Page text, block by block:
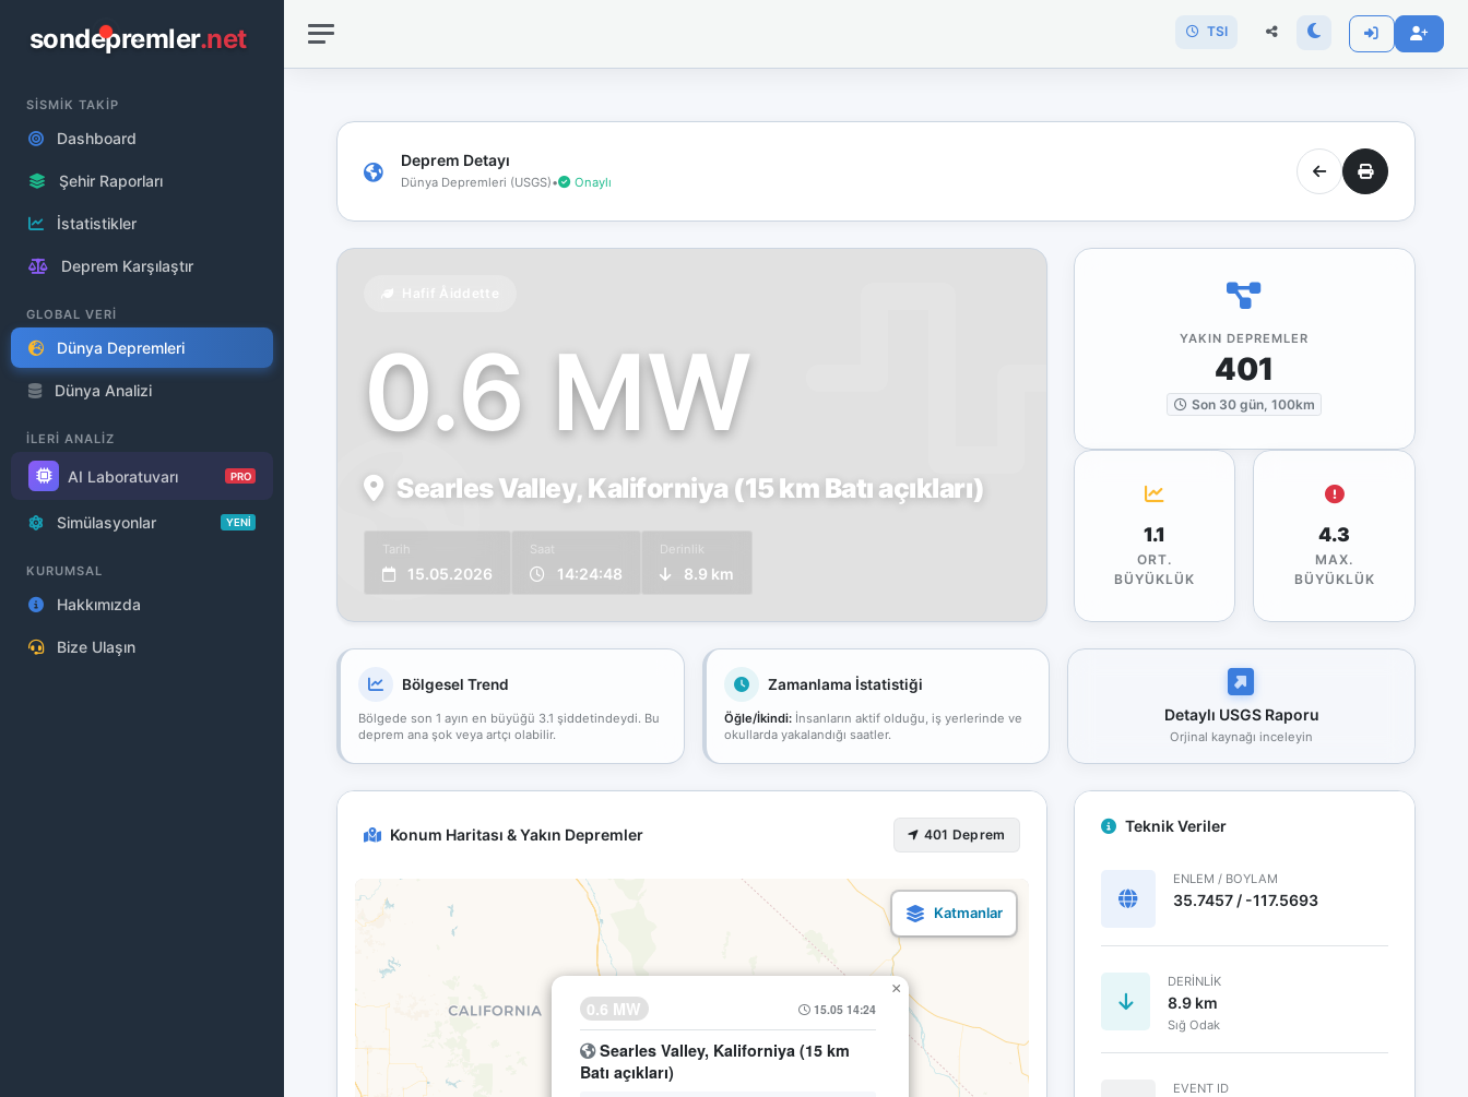
sondepremler.net
SİSMİK TAKİP
Dashboard
Şehir Raporları
İstatistikler
Deprem Karşılaştır
GLOBAL VERİ
Dünya Depremleri
Dünya Analizi
İLERİ ANALİZ
AI Laboratuvarı PRO
Simülasyonlar YENİ
KURUMSAL
Hakkımızda
Bize Ulaşın
TSI
Deprem Detayı
Dünya Depremleri (USGS)• Onaylı
0.6 MW
Searles Valley, Kaliforniya (15 km Batı açıkları)
Tarih
15.05.2026
Saat
14:24:48
Derinlik
8.9 km
YAKIN DEPREMLER
401
Son 30 gün, 100km
1.1
ORT.
BÜYÜKLÜK
4.3
MAX.
BÜYÜKLÜK
Bölgesel Trend
Bölgede son 1 ayın en büyüğü 3.1 şiddetindeydi. Bu
deprem ana şok veya artçı olabilir.
Zamanlama İstatistiği
Öğle/İkindi:İnsanların aktif olduğu, iş yerlerinde ve
okullarda yakalandığı saatler.
Detaylı USGS Raporu
Orjinal kaynağı inceleyin
Konum Haritası & Yakın Depremler 401 Deprem
0.6 MW 15.05 14:24
Searles Valley, Kaliforniya (15 km
Batı açıkları)
×
Teknik Veriler
ENLEM / BOYLAM
35.7457 / -117.5693
DERINLIK
8.9 km
Sığ Odak
EVENT ID
bağlantınız